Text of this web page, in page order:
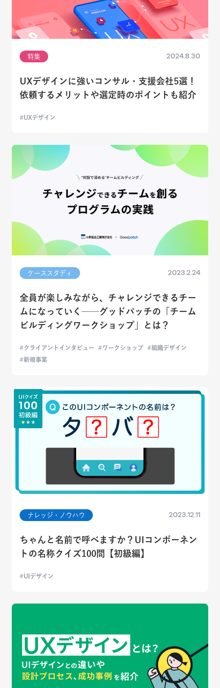
特集 2024.8.30
UXデザインに強いコンサル・支援会社5選！
依頼するメリットや選定時のポイントも紹介
UXデザイン
ケーススタディ 2023.2.24
全員が楽しみながら、チャレンジできるチー
ムになっていく──グッドパッチの「チーム
ビルディングワークショップ」とは？
クライアントインタビュー ワークショップ
組織デザイン
新規事業
ナレッジ・ノウハウ 2023.12.11
ちゃんと名前で呼べますか？UIコンポーネン
トの名称クイズ100問【初級編】
UIデザイン